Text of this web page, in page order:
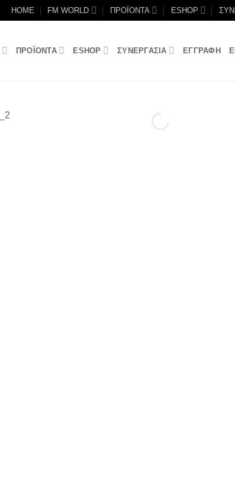
HOME FM WORLD ΠΡΟΪΟΝΤΑ ESHOP
ΠΡΟΪΟΝΤΑ ESHOP ΣΥΝΕΡΓΑΣΙΑ ΕΓΓΡΑΦΗ